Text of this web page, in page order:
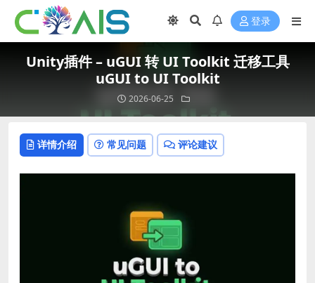
登录
Unity插件 – uGUI 转 UI Toolkit 迁移工具
uGUI to UI Toolkit
2026-06-25
详情介绍 常见问题 评论建议